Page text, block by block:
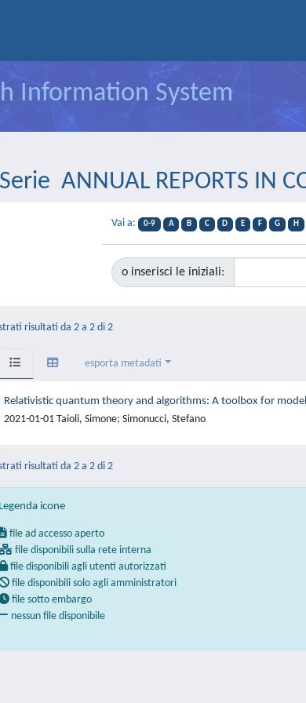
Information System
ANNUAL REPORTS IN
Vai a: 0-9 A B C D E F G H
o inserisci le iniziali:
risultati da 2 a 2 di 2
esporta metadati
Relativistic quantum theory and algorithms: A toolbox for
2021-01-01 Taioli, Simone; Simonucci, Stefano
risultati da 2 a 2 di 2
Legenda icone
file ad accesso aperto
file disponibili sulla rete interna
file disponibili agli utenti autorizzati
file disponibili solo agli amministratori
file sotto embargo
nessun file disponibile